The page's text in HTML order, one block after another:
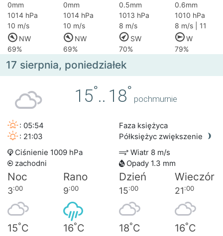
0mm 0mm 0.5mm
0.6mm
1014 hPa
1014 hPa 1013 hPa
1010 hPa
10 m/s
10 m/s 8 m/s
8 m/s | 11
NW
NW SW
W
69%
69% 70% 79%
17 sierpnia, poniedziałek
15°.. 18°
pochmurnie
: 05:54
: 21:03
Faza księżyca
Półksiężyc zwiększenie
Ciśnienie 1009 hPa
Wiatr 8 m/s
zachodni
Opady 1.3 mm
Noc Rano Dzień Wieczór
3:00 9:00 15:00 21:00
15°C 16°C 18°C 16°C